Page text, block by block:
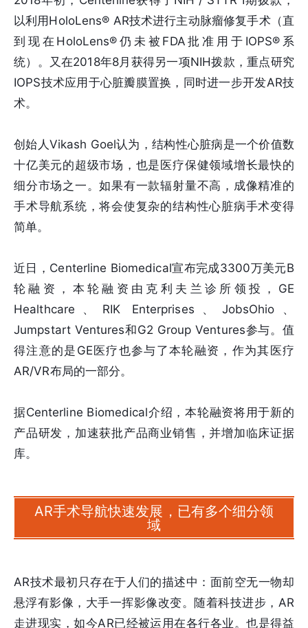
以利用HoloLens® AR技术进行主动脉瘤修复手术（直
到现在HoloLens®仍未被FDA批准用于IOPS®系
统）。又在2018年8月获得另一项NIH拨款，重点研究
IOPS技术应用于心脏瓣膜置换，同时进一步开发AR技
术。
创始人Vikash Goel认为，结构性心脏病是一个价值数
十亿美元的超级市场，也是医疗保健领域增长最快的
细分市场之一。如果有一款辐射量不高，成像精准的
手术导航系统，将会使复杂的结构性心脏病手术变得
简单。
近日，Centerline Biomedical宣布完成3300万美元B
轮融资，本轮融资由克利夫兰诊所领投，GE
Healthcare、RIK Enterprises、JobsOhio、
Jumpstart Ventures和G2 Group Ventures参与。值
得注意的是GE医疗也参与了本轮融资，作为其医疗
AR/VR布局的一部分。
据Centerline Biomedical介绍，本轮融资将用于新的
产品研发，加速获批产品商业销售，并增加临床证据
库。
AR手术导航快速发展，已有多个细分领
域
AR技术最初只存在于人们的描述中：面前空无一物却
悬浮有影像，大手一挥影像改变。随着科技进步，AR
走进现实，如今AR已经被运用在各行各业。也是得益